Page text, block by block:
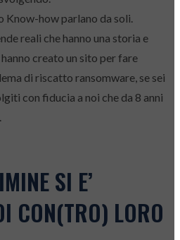
Know-how parlano da soli.
reali che hanno una storia e
creato un sito per fare
di riscatto ransomware, se sei
con fiducia a noi che da 8 anni
SI E’
CON(TRO) LORO